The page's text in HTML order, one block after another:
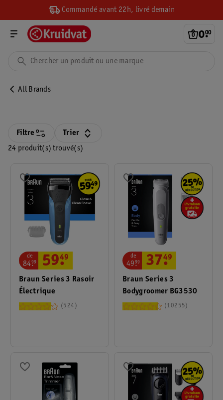
Commandé avant 22h, livré demain
0.
00
All Brands
24 produit(s) trouvé(s)
Filtre Trier
Braun Series 3 Rasoir
Électrique
de
84.
99 59.
49
524
Braun Series 3
Bodygroomer BG3530
de
49.
99 37.
49
10255